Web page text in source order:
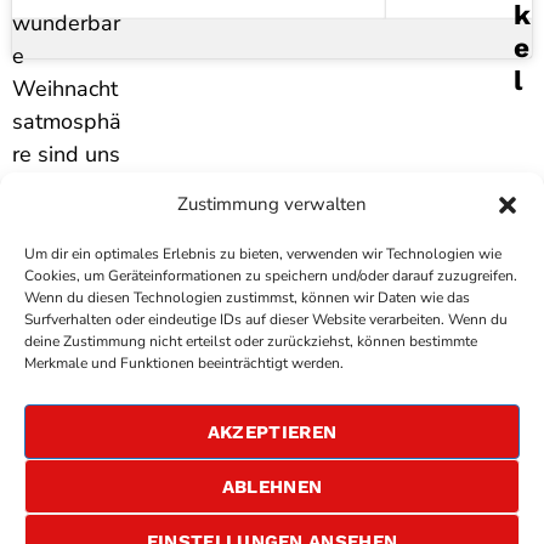
Zustimmung verwalten
Um dir ein optimales Erlebnis zu bieten, verwenden wir Technologien wie
Cookies, um Geräteinformationen zu speichern und/oder darauf zuzugreifen.
Wenn du diesen Technologien zustimmst, können wir Daten wie das
Surfverhalten oder eindeutige IDs auf dieser Website verarbeiten. Wenn du
deine Zustimmung nicht erteilst oder zurückziehst, können bestimmte
Merkmale und Funktionen beeinträchtigt werden.
AKZEPTIEREN
ABLEHNEN
wunderbar
e
Weihnacht
satmosphä
re sind uns
versproche
n worden.
K
E
L
COPYRIGHTANTENNE BAD KREUZNACH
DATENSCHUTZERKLÄRUNG
ALLGEMEINE GESCHÄFTSBEDINGUNGEN